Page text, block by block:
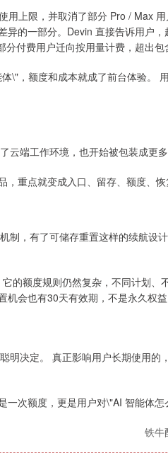
用上限，并取消了部分 Pro / Max
异的一部分。Devin 直接告诉用户
付费用户迁向按用量计费，超出包
\"，额度和成本就成了前台体验。
端工作环境，也开始被包装成更多
重点就变成入口、留存、额度、
制，有了可储存重置这样的续航设
的额度规则仍然复杂，不同计划
会也有30天有效期，不是永久权益
明决定。 真正影响用户长期使用
次额度，更是用户对\"AI 智能体怎
铁牛